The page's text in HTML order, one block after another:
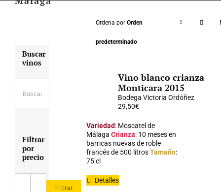
Ordena por Orden
predeterminado
Vino blanco crianza
Monticara 2015
Bodega Victoria Ordóñez
29,50€
Variedad: Moscatel de
Málaga Crianza: 10 meses en
barricas nuevas de roble
francés de 500 litrosTamaño:
75 cl
Detalles
Buscar
vinos
Filtrar
por
precio
Filtrar